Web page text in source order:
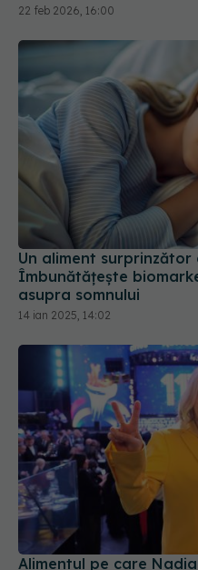
22 feb 2026, 16:00
Un aliment surprinzător
Îmbunătățește
asupra somnului
14 ian 2025, 14:02
Alimentul pe care